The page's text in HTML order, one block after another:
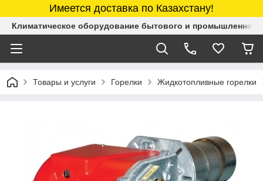
Имеется доставка по Казахстану!
Климатическое оборудование бытового и промышленного
Товары и услуги Горелки Жидкотопливные горелки